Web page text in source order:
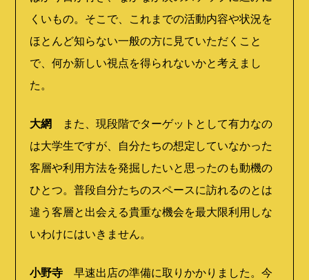
くいもの。そこで、これまでの活動内容や状況を
ほとんど知らない一般の方に見ていただくこと
で、何か新しい視点を得られないかと考えまし
た。
大網 また、現段階でターゲットとして有力なの
は大学生ですが、自分たちの想定していなかった
客層や利用方法を発掘したいと思ったのも動機の
ひとつ。普段自分たちのスペースに訪れるのとは
違う客層と出会える貴重な機会を最大限利用しな
いわけにはいきません。
小野寺 早速出店の準備に取りかかりました。今